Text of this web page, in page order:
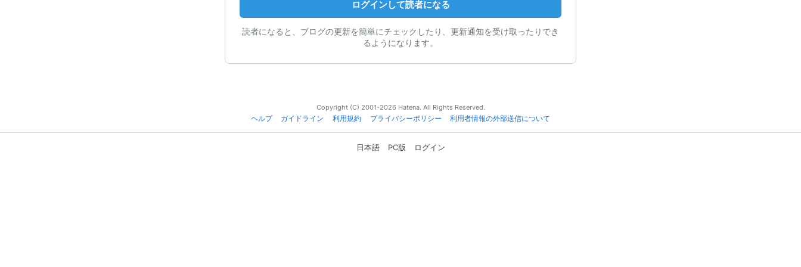
ログインして読者になる
読者になると、ブログの更新を簡単にチェックしたり、更新通知を受け取ったりでき
るようになります。
Copyright (C) 2001-2026 Hatena. All Rights Reserved.
ヘルプ
ガイドライン 利用規約 プライバシーポリシー 利用者情報の外部送信について
日本語 PC版 ログイン